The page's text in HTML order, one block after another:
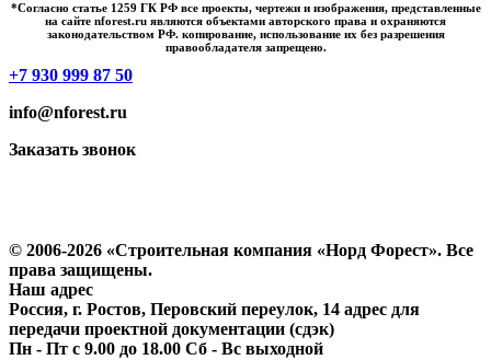
*Cогласно статье 1259 ГК РФ все проекты, чертежи и изображения, представленные
на сайте nforest.ru являются объектами авторского права и охраняются
законодательством РФ. копирование, использование их без разрешения
правообладателя запрещено.
+7 930 999 87 50
info@nforest.ru
Заказать звонок
© 2006-2026 «Строительная компания «Норд Форест». Все
права защищены.
Наш адрес
Россия, г. Ростов, Перовский переулок, 14 адрес для
передачи проектной документации (сдэк)
Пн - Пт с 9.00 до 18.00 Сб - Вс выходной